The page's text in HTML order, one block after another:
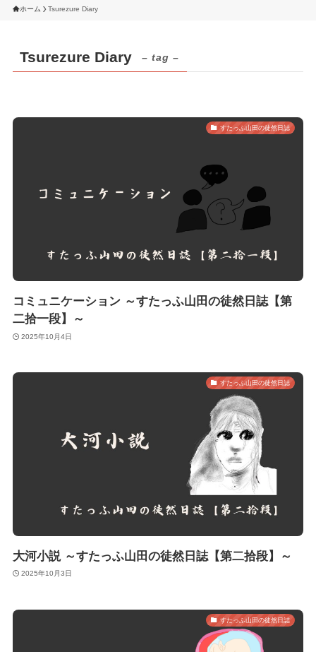
ホーム Tsurezure Diary
Tsurezure Diary – tag –
すたっふ山田の徒然日誌
コミュニケーション ～すたっふ山田の徒然日誌【第
二拾一段】～
2025年10月4日
すたっふ山田の徒然日誌
大河小説 ～すたっふ山田の徒然日誌【第二拾段】～
2025年10月3日
すたっふ山田の徒然日誌